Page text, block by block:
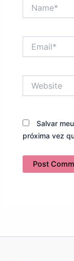
Salvar
próxima vez